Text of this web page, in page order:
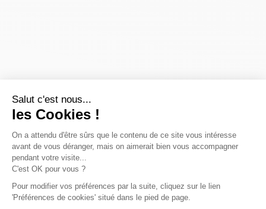
Salut c'est nous...
les Cookies !
On a attendu d'être sûrs que le contenu de ce site vous intéresse
avant de vous déranger, mais on aimerait bien vous accompagner
pendant votre visite...
C'est OK pour vous ?
Pour modifier vos préférences par la suite, cliquez sur le lien
'Préférences de cookies' situé dans le pied de page.